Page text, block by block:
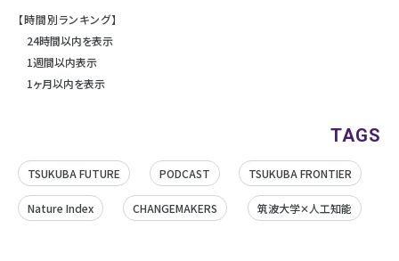
【時間別ランキング】
24時間以内を表示
1週間以内表示
1ヶ月以内を表示
TAGS
TSUKUBA FUTURE PODCAST TSUKUBA FRONTIER
Nature Index CHANGEMAKERS 筑波大学✕人工知能